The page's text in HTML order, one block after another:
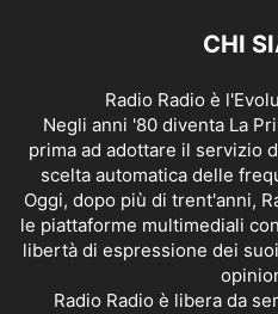
CHI
Radio Radio è
Negli anni '80 diventa La
prima ad adottare il servizio
scelta automatica delle
Oggi, dopo più di trent'anni,
le piattaforme multimediali
libertà di espressione dei
Radio Radio è libera da